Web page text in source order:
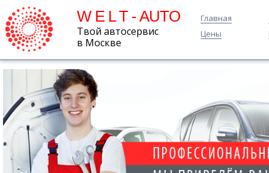
W E L T - AUTO
Твой автосервис
в Москве
Главная
Цены